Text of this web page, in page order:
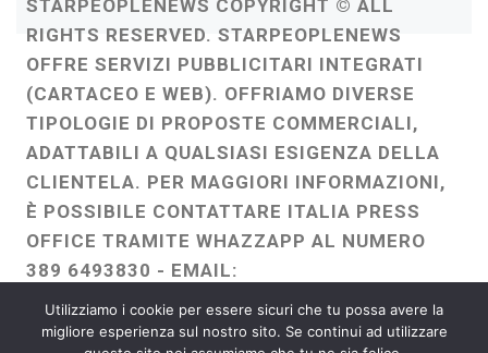
STARPEOPLENEWS COPYRIGHT © ALL
RIGHTS RESERVED. STARPEOPLENEWS
OFFRE SERVIZI PUBBLICITARI INTEGRATI
(CARTACEO E WEB). OFFRIAMO DIVERSE
TIPOLOGIE DI PROPOSTE COMMERCIALI,
ADATTABILI A QUALSIASI ESIGENZA DELLA
CLIENTELA. PER MAGGIORI INFORMAZIONI,
È POSSIBILE CONTATTARE ITALIA PRESS
OFFICE TRAMITE WHAZZAPP AL NUMERO
389 6493830 - EMAIL:
ITALIAPRESSOFFICE@GMAIL.COM
WEBMASTER :FRANCESCO GENTILE
Utilizziamo i cookie per essere sicuri che tu possa avere la
migliore esperienza sul nostro sito. Se continui ad utilizzare